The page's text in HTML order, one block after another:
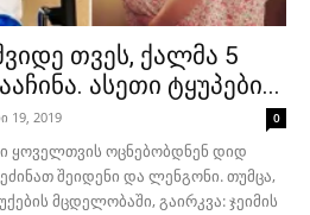
თვეს, ქალმა 5
ასეთი ტყუპები...
19, 2019 0
ყოველთვის ოცნებობდნენ დიდ
შეიდენი და ლენგონი. თუმცა,
მცდელობაში, გაირკვა: ჯეიმის